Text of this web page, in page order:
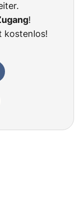
!
kostenlos!